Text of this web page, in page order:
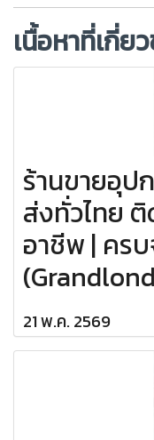
เนื้อหาที่เกี่ย
ร้านขายอุป
ส่งทั่วไทย
อาชีพ | คร
21 พ.ค. 2569